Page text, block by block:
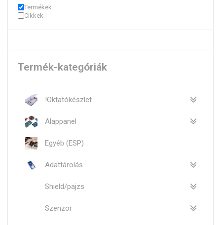
Termékek
Cikkek
Termék-kategóriák
!Oktatókészlet
Alappanel
Egyéb (ESP)
Adattárolás
Shield/pajzs
Szenzor